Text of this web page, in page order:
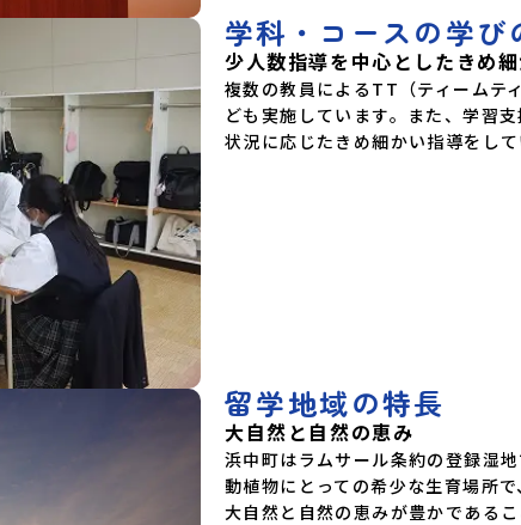
学科・コースの学び
少人数指導を中心としたきめ
複数の教員によるTT（ティームテ
ども実施しています。また、学習
状況に応じたきめ細かい指導をして
留学地域の特長
大自然と自然の恵み
浜中町はラムサール条約の登録湿
動植物にとっての希少な生育場所で
大自然と自然の恵みが豊かであるこ